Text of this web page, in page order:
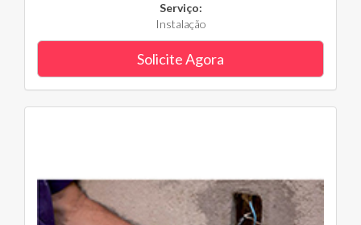
Serviço:
Instalação
Solicite Agora